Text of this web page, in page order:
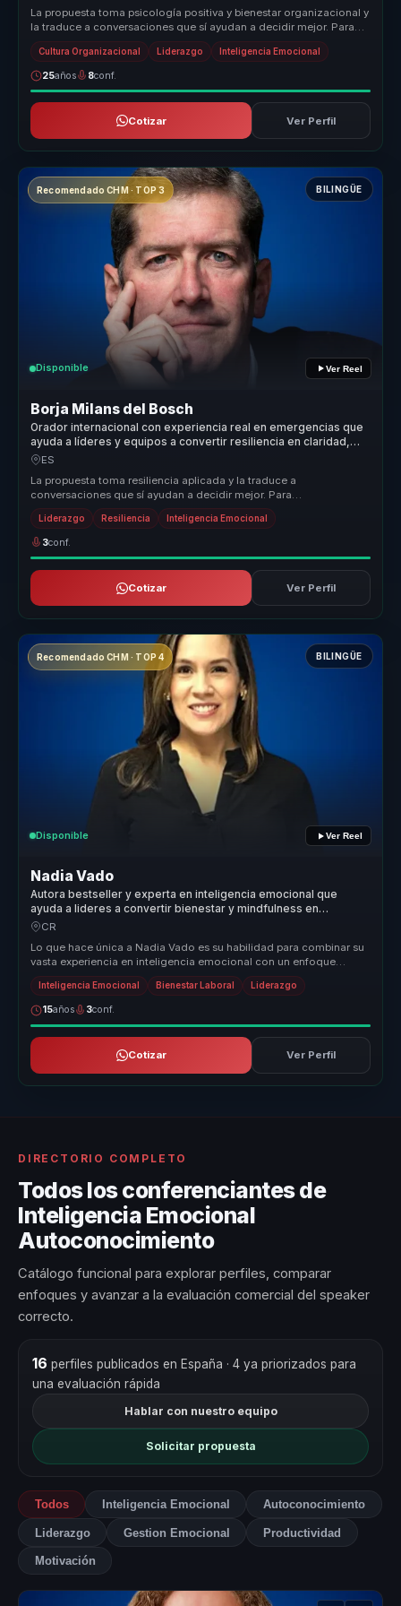
La propuesta toma psicología positiva y bienestar organizacional y
la traduce a conversaciones que sí ayudan a decidir mejor. Para
lidere...
Cultura Organizacional Liderazgo Inteligencia Emocional
25años 8conf.
Cotizar Ver Perfil
Recomendado CHM · TOP 3 BILINGÜE
Disponible Ver Reel
Borja Milans del Bosch
Orador internacional con experiencia real en emergencias que
ayuda a líderes y equipos a convertir resiliencia en claridad,
coraje y cohesión.
ES
La propuesta toma resiliencia aplicada y la traduce a
conversaciones que sí ayudan a decidir mejor. Para
organizaciones y lideres que enf...
Liderazgo Resiliencia Inteligencia Emocional
3conf.
Cotizar Ver Perfil
Recomendado CHM · TOP 4 BILINGÜE
Disponible Ver Reel
Nadia Vado
Autora bestseller y experta en inteligencia emocional que
ayuda a lideres a convertir bienestar y mindfulness en
productividad y entornos saludables.
CR
Lo que hace única a Nadia Vado es su habilidad para combinar su
vasta experiencia en inteligencia emocional con un enfoque
práctico y apl...
Inteligencia Emocional Bienestar Laboral Liderazgo
15años 3conf.
Cotizar Ver Perfil
DIRECTORIO COMPLETO
Todos los conferenciantes de
Inteligencia Emocional
Autoconocimiento
Catálogo funcional para explorar perfiles, comparar
enfoques y avanzar a la evaluación comercial del speaker
correcto.
16 perfiles publicados en España · 4 ya priorizados para
una evaluación rápida
Hablar con nuestro equipo
Solicitar propuesta
Todos Inteligencia Emocional Autoconocimiento
Liderazgo Gestion Emocional Productividad
Motivación